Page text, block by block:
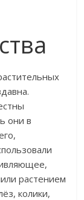
они в
растением
колики,